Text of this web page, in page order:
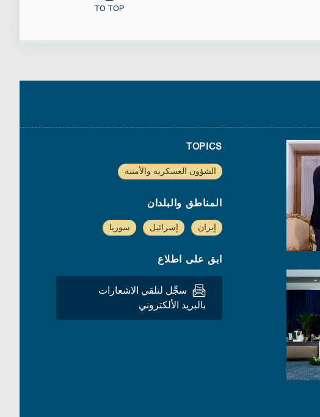
TO TOP
TOPICS
الشؤون العسكرية والأمنية
المناطق والبلدان
إيران إسرائيل سوريا
ابق على اطلاع
سجِّل لتلقي الاشعارات
بالبريد الألكتروني